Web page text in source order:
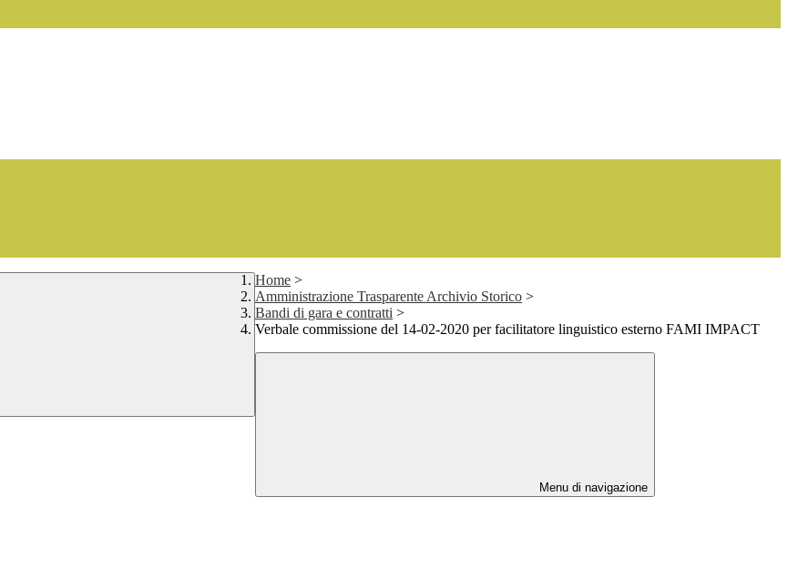
Home >
Amministrazione Trasparente Archivio Storico >
Bandi di gara e contratti >
Verbale commissione del 14-02-2020 per facilitatore linguistico esterno FAMI IMPACT
Menu di navigazione